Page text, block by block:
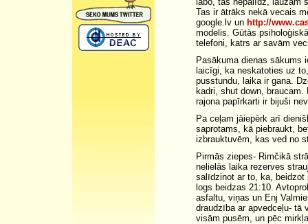
Tas ir ātrāks nekā vecais
google.lv un http://
modelis. Gūtās
telefoni, katrs ar savām
Pasākuma dienas sākums
laicīgi, ka neskatoties uz
pusstundu, laika ir gana.
kadri, shut down,
rajona papīrkarti ir bijuši
Pa ceļam jāiepērk arī
saprotams, kā piebraukt,
izbrauktuvēm, kas ved no
Pirmās ziepes- Rimčikā
nelielās laika rezerves
salīdzinot ar to, ka, beidzot
logs beidzas 21:10.
asfaltu, viņas un Enj
draudzība ar apvedceļu- tā
visām pusēm, un pēc